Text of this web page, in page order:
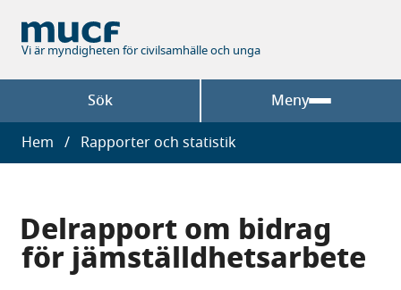
huvudinnehåll
Vi är myndigheten för civilsamhälle och unga
Sök Meny
Länkstig
Hem Rapporter och statistik
Delrapport om bidrag
för jämställdhetsarbete